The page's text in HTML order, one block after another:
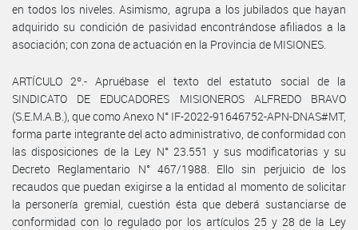
en todos los niveles. Asimismo, agrupa a los jubilados que hayan
adquirido su condición de pasividad encontrándose afiliados a la
asociación; con zona de actuación en la Provincia de MISIONES.
ARTÍCULO 2º.- Apruébase el texto del estatuto social de la
SINDICATO DE EDUCADORES MISIONEROS ALFREDO BRAVO
(S.E.M.A.B.), que como Anexo N° IF-2022-91646752-APN-DNAS#MT,
forma parte integrante del acto administrativo, de conformidad con
las disposiciones de la Ley N° 23.551 y sus modificatorias y su
Decreto Reglamentario N° 467/1988. Ello sin perjuicio de los
recaudos que puedan exigirse a la entidad al momento de solicitar
la personería gremial, cuestión ésta que deberá sustanciarse de
conformidad con lo regulado por los artículos 25 y 28 de la Ley